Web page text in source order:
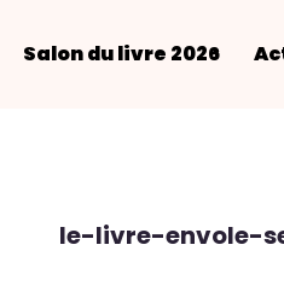
Salon du livre 2026
le-livre-envole-